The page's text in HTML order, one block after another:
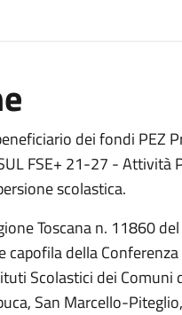
dei fondi PEZ
FSE+ 21-27 -
scolastica.
Toscana n. 11860
capofila della
Scolastici dei
San Marcello-